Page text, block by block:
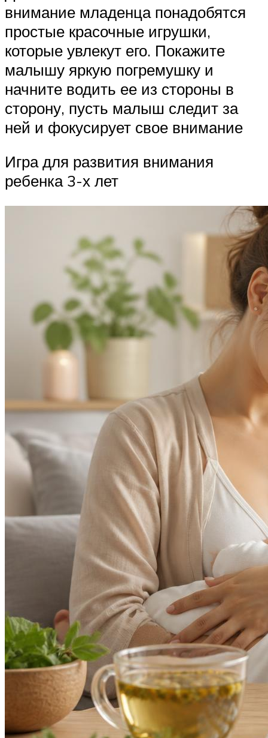
внимание младенца понадобятся
простые красочные игрушки,
которые увлекут его. Покажите
малышу яркую погремушку и
начните водить ее из стороны в
сторону, пусть малыш следит за
ней и фокусирует свое внимание
Игра для развития внимания
ребенка 3-х лет